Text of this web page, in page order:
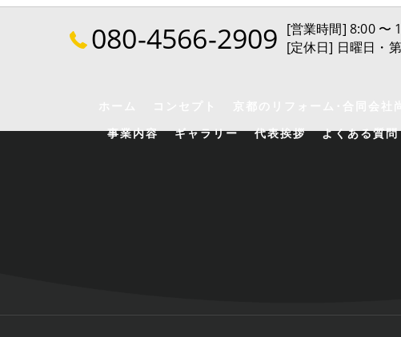
080-4566-2909 [営業時間] 8:00 〜
[定休日] 日曜日・
事業内容
ギャラリー 代表挨拶 よくある質問